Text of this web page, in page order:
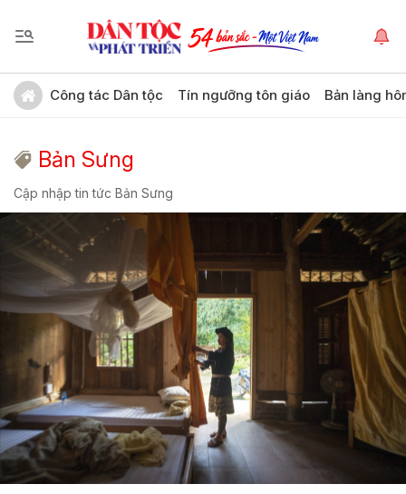
Công tác Dân tộc Tín ngưỡng tôn giáo Bản làng
Bản Sưng
Cập nhập tin tức Bản Sưng